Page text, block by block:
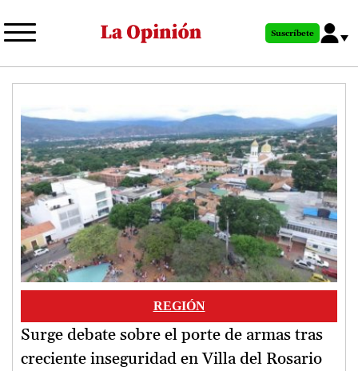
al
principal
Suscríbete
Image
REGIÓN
Surge debate sobre el porte de armas tras
creciente inseguridad en Villa del Rosario